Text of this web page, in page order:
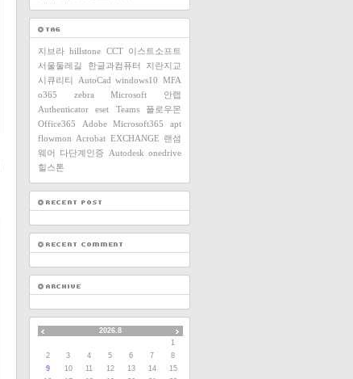
지브라 hillstone CCT
이스트소프트
서울둘레길
한글과컴퓨터
지란지교
시큐리티
AutoCad windows10 MFA
o365
zebra Microsoft
안랩
Authenticator
eset Teams
플로우몬
Office365
Adobe Microsoft365
apt
flowmon Acrobat EXCHANGE 랜섬
웨어
다단계인증 Autodesk onedrive
힐스톤
2026.8
1
2
3 4 5 6 7
8
9
10 11 12 13 14
15